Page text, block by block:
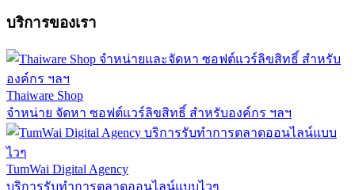
บริการของเรา
Thaiware Shop
จำหน่าย จัดหา ซอฟต์แวร์ลิขสิทธิ์ สำหรับองค์กร ฯลฯ
TumWai Digital Agency
บริการรับทำการตลาดออนไลน์แบบไวๆ